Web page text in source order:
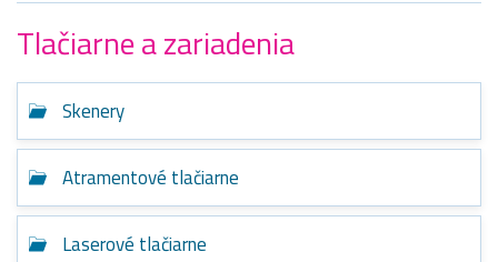
Tlačiarne a zariadenia
Skenery
Atramentové tlačiarne
Laserové tlačiarne